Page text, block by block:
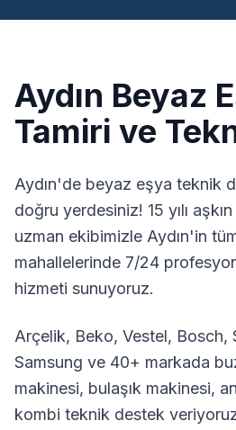
Aydın Beyaz
Tamiri ve
Aydın'de beyaz eşya teknik
doğru yerdesiniz! 15 yılı
uzman ekibimizle Aydın'in
mahallelerinde 7/24
hizmeti sunuyoruz.
Arçelik, Beko, Vestel, Bosch,
Samsung ve 40+ markada
makinesi, bulaşık makinesi,
kombi teknik destek